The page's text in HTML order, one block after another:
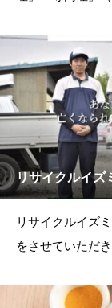
リサイクルイズ
リサイクルイズ
をさせていただ